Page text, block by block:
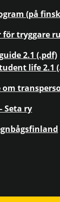
(på
för tryggare
2.1 (.pdf)
life 2.1
om
Seta ry